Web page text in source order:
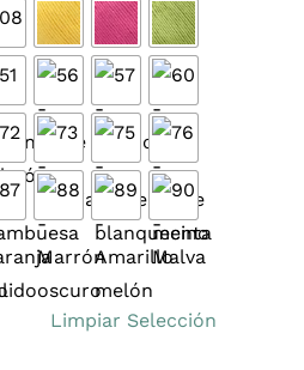
Limpiar Selección